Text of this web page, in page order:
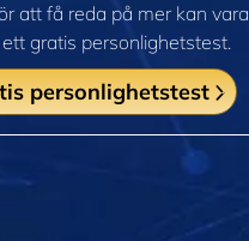
att få reda på mer kan vara
gratis personlighetstest.
personlighetstest